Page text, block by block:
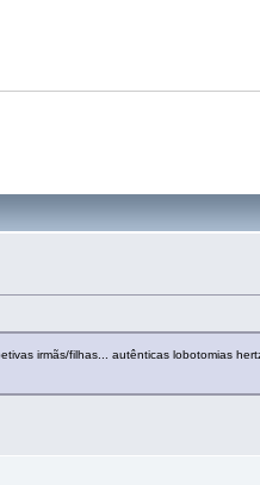
irmãs/filhas... autênticas lobotomias